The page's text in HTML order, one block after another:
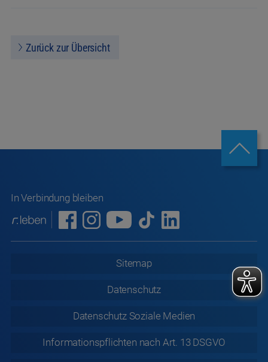
Zurück zur Übersicht
In Verbindung bleiben
Sitemap
Datenschutz
Datenschutz Soziale Medien
Informationspflichten nach Art. 13 DSGVO